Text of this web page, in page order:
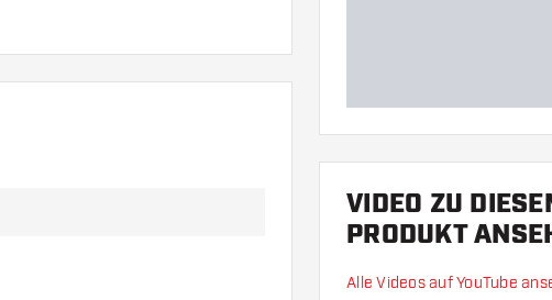
VIDEO ZU
PRODUKT
Alle Videos auf YouTube